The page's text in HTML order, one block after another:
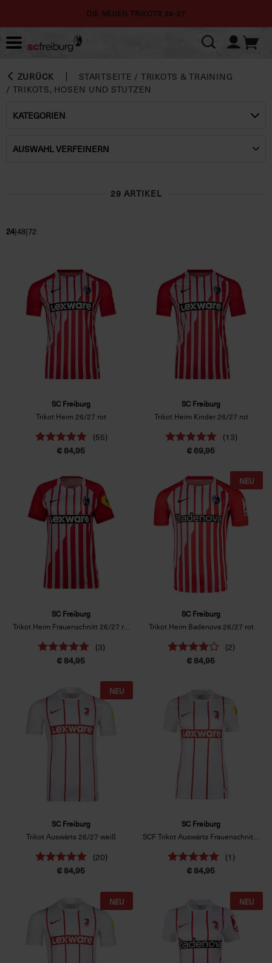
DIE NEUEN TRIKOTS 26-27
ZURÜCK STARTSEITE / TRIKOTS & TRAINING
/ TRIKOTS, HOSEN UND STUTZEN
KATEGORIEN
AUSWAHL VERFEINERN
29 ARTIKEL
24|48|72
SC Freiburg
Trikot Heim 26/27 rot
(55)
€ 84,95
SC Freiburg
Trikot Heim Kinder 26/27 rot
(13)
€ 69,95
SC Freiburg
Trikot Heim Frauenschnitt 26/27 rot
(3)
€ 84,95
SC Freiburg
Trikot Heim Badenova 26/27 rot
(2)
€ 84,95
NEU
SC Freiburg
Trikot Auswärts 26/27 weiß
(20)
€ 84,95
NEU
SC Freiburg
SCF Trikot Auswärts Frauenschnitt 26/27 weiß
(1)
€ 84,95
NEU NEU